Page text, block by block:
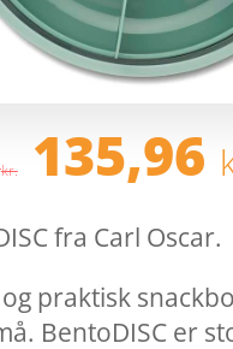
kr. Den
pris
var:
169,95
135,96
fra Carl Oscar.
praktisk
BentoDISC er